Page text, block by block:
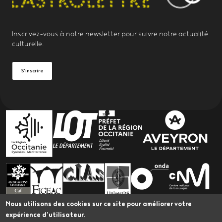
Nous utilisons des cookies sur ce site pour améliorer votre
expérience d'utilisateur.
Inscrivez-vous à notre newsletter pour suivre notre actualité
culturelle.
S'inscrire
PARTENAIRES